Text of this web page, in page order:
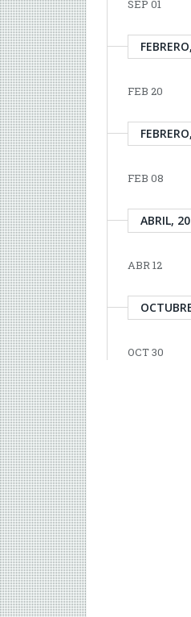
SEP 01
FEB 20
FEB 08
ABRIL,
ABR 12
OCT 30